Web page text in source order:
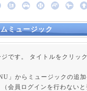
ミュージック
です。 タイトルをクリッ
」からミュージックの追
会員ログインを行わない